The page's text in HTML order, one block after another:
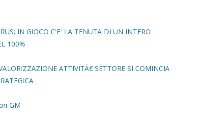
IN GIOCO C'E' LA TENUTA DI UN INTERO
100%
ATTIVITÃ€ SETTORE SI COMINCIA
GM